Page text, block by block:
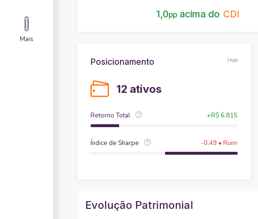
Mais
1,0ppacima do
Hoje
Posicionamento
12 ativos
Retorno Total +R$ 6.815
Índice de Sharpe -0,49 • Ruim
Evolução Patrimonial